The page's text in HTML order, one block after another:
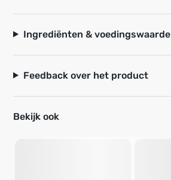
Ingrediënten & voedingswaarde
Feedback over het product
Bekijk ook